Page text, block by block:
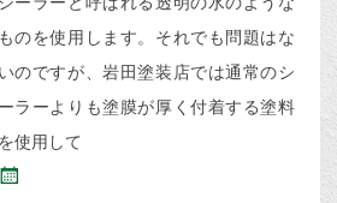
ものを使用します。それでも問題はな
いのですが、岩田塗装店では通常のシ
ーラーよりも塗膜が厚く付着する塗料
を使用して